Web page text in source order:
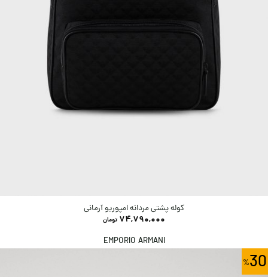
کوله پشتی مردانه امپوریو آرمانی
74,790,000 تومان
EMPORIO ARMANI
30